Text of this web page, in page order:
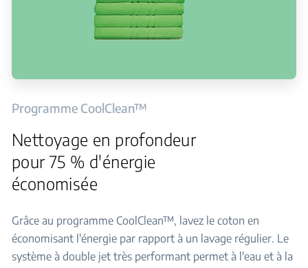
Programme CoolClean™
Nettoyage en profondeur
pour 75 % d'énergie
économisée
Grâce au programme CoolClean™, lavez le coton en
économisant l'énergie par rapport à un lavage régulier. Le
système à double jet très performant permet à l'eau et à la